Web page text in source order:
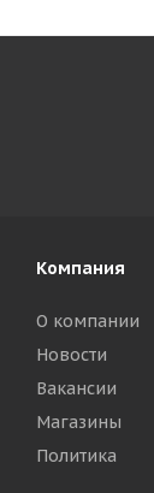
Компания
О компании
Новости
Вакансии
Магазины
Политика